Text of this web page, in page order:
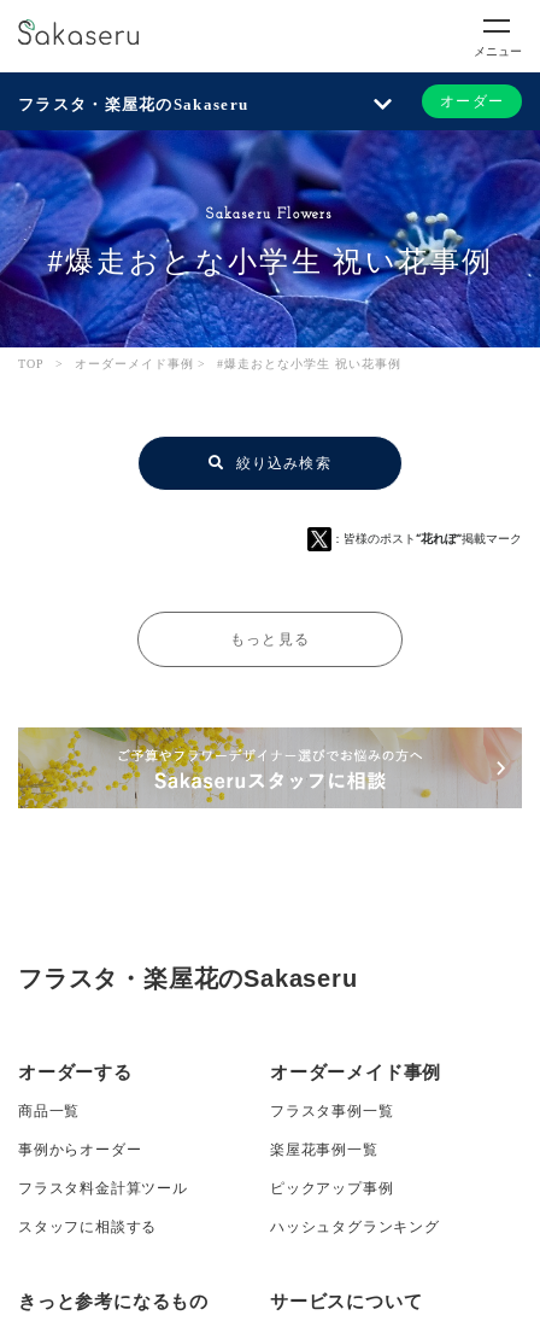
メニュー
フラスタ・楽屋花のSakaseru オーダー
Sakaseru Flowers
#爆走おとな小学生 祝い花事例
TOP > オーダーメイド事例 > #爆走おとな小学生 祝い花事例
絞り込み検索
：皆様のポスト“花れぽ”掲載マーク
もっと見る
フラスタ・楽屋花のSakaseru
オーダーする
商品一覧
事例からオーダー
フラスタ料金計算ツール
スタッフに相談する
オーダーメイド事例
フラスタ事例一覧
楽屋花事例一覧
ピックアップ事例
ハッシュタグランキング
きっと参考になるもの サービスについて